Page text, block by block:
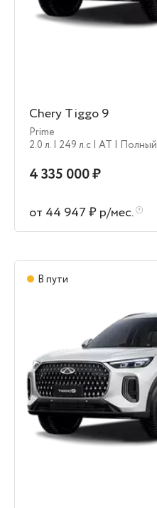
Chery Tiggo 9
Prime
2.0 л. | 249 л.c | AT | Полный
4 335 000 ₽
от 44 947 ₽ р/мес.
В пути